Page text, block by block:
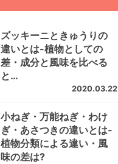
ズッキーニときゅうりの
違いとは-植物としての
差・成分と風味を比べる
と…
2020.03.22
小ねぎ・万能ねぎ・わけ
ぎ・あさつきの違いとは-
植物分類による違い・風
味の差は?